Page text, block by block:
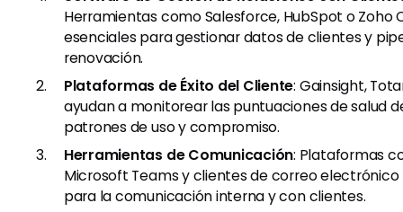
Herramientas como Salesforce, HubSpot o Zoho
esenciales para gestionar datos de clientes y
renovación.
Plataformas de Éxito del Cliente: Gainsight,
ayudan a monitorear las puntuaciones de salud
patrones de uso y compromiso.
Herramientas de Comunicación: Plataformas
Microsoft Teams y clientes de correo
para la comunicación interna y con clientes.